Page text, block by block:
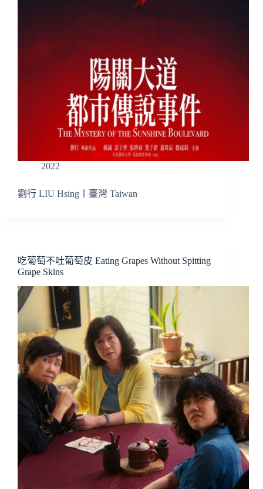
2022
劉行 LIU Hsing〡臺灣 Taiwan
吃葡萄不吐葡萄皮 Eating Grapes Without Spitting
Grape Skins